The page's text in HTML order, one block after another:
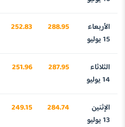
الأربعاء
15 يوليو
288.95
252.83
الثلاثاء
14 يوليو
287.95
251.96
الإثنين
13 يوليو
284.74
249.15